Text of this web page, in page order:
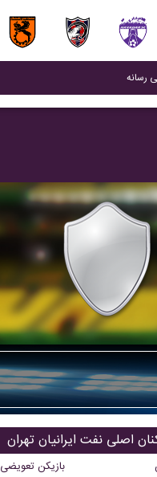
رسانه
(current)
اصلی نفت ایرانیان تهران
بازیکن تعویضی